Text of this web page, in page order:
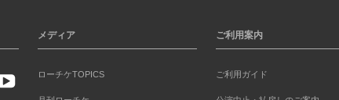
メディア
ローチケTOPICS
ご利用案内
ご利用ガイド